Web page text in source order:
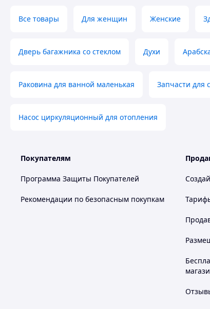
Все товары Для женщин Женские
Дверь багажника со стеклом Духи
Раковина для ванной маленькая Запчасти для
Насос циркуляционный для отопления
Покупателям
Программа Защиты Покупателей
Рекомендации по безопасным покупкам